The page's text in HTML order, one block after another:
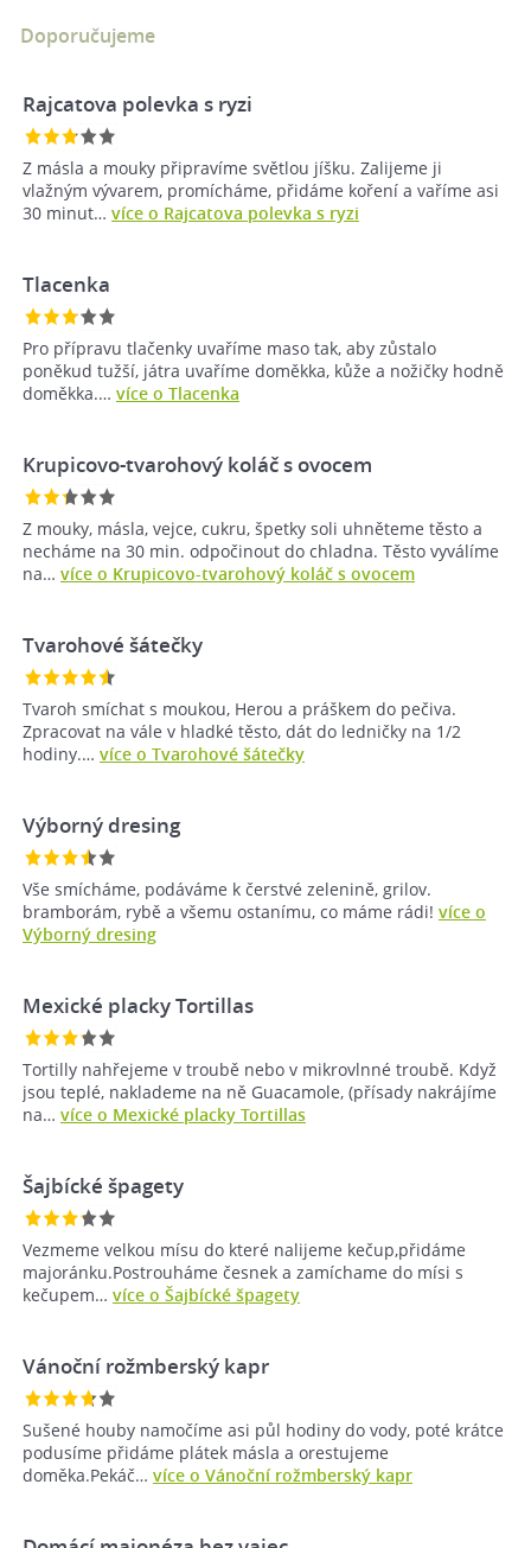
Doporučujeme
Rajcatova polevka s ryzi
Z másla a mouky připravíme světlou jíšku. Zalijeme ji
vlažným vývarem, promícháme, přidáme koření a vaříme asi
30 minut… více o Rajcatova polevka s ryzi
Tlacenka
Pro přípravu tlačenky uvaříme maso tak, aby zůstalo
poněkud tužší, játra uvaříme doměkka, kůže a nožičky hodně
doměkka.… více o Tlacenka
Krupicovo-tvarohový koláč s ovocem
Z mouky, másla, vejce, cukru, špetky soli uhněteme těsto a
necháme na 30 min. odpočinout do chladna. Těsto vyválíme
na… více o Krupicovo-tvarohový koláč s ovocem
Tvarohové šátečky
Tvaroh smíchat s moukou, Herou a práškem do pečiva.
Zpracovat na vále v hladké těsto, dát do ledničky na 1/2
hodiny.… více o Tvarohové šátečky
Výborný dresing
Vše smícháme, podáváme k čerstvé zelenině, grilov.
bramborám, rybě a všemu ostanímu, co máme rádi! více o
Výborný dresing
Mexické placky Tortillas
Tortilly nahřejeme v troubě nebo v mikrovlnné troubě. Když
jsou teplé, naklademe na ně Guacamole, (přísady nakrájíme
na… více o Mexické placky Tortillas
Šajbícké špagety
Vezmeme velkou mísu do které nalijeme kečup,přidáme
majoránku.Postrouháme česnek a zamíchame do mísi s
kečupem… více o Šajbícké špagety
Vánoční rožmberský kapr
Sušené houby namočíme asi půl hodiny do vody, poté krátce
podusíme přidáme plátek másla a orestujeme
doměka.Pekáč… více o Vánoční rožmberský kapr